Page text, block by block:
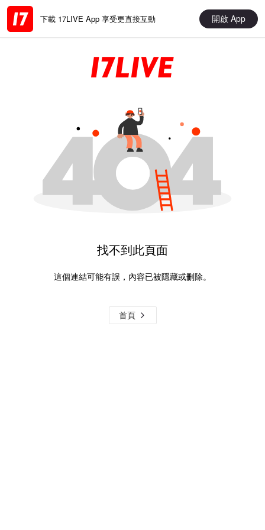
下載 17LIVE App 享受更直接互動 開啟 App
找不到此頁面
這個連結可能有誤，內容已被隱藏或刪除。
首頁